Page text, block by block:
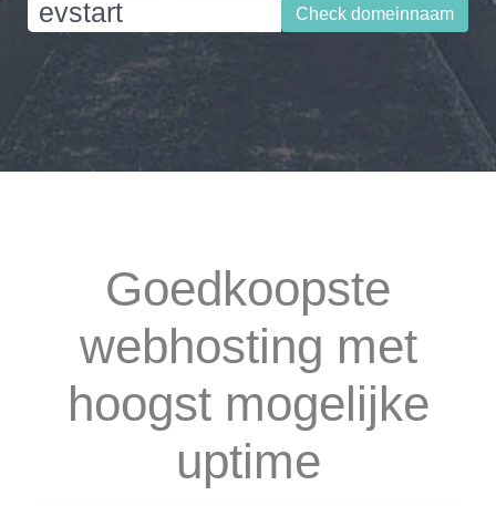
Check domeinnaam
Goedkoopste
webhosting met
hoogst mogelijke
uptime